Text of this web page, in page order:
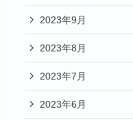
2023年9月
2023年8月
2023年7月
2023年6月